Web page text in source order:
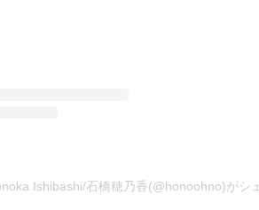
Ishibashi/石橋穂乃香(@honoohno)がシ